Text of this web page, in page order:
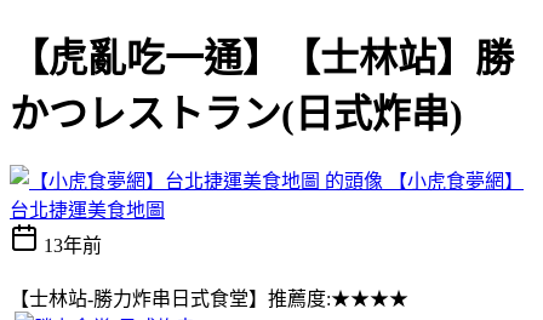
【虎亂吃一通】【士林站】勝
かつレストラン(日式炸串)
【小虎食夢網】
台北捷運美食地圖
13年前
【士林站-勝力炸串日式食堂】推薦度:★★★★